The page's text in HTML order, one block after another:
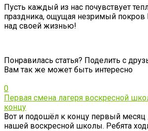
Пусть каждый из нас почувствует
праздника, ощущая незримый
над своей жизнью!
Понравилась статья? Поделить с
Вам так же может быть интересно
0
Первая смена лагеря воскресной
концу
Вот и подошёл к концу первый месяц
нашей воскресной школы. Ребята